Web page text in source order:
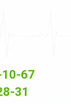
67
31